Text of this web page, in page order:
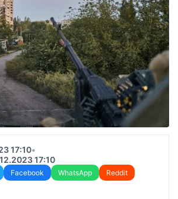
17:10•
17:10
Facebook WhatsApp
Reddit